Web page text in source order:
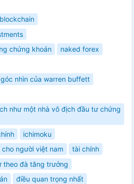
blockchain
chứng khoán
naked forex
nhìn của warren buffett
như một nhà vô địch đầu tư chứng
ichimoku
người việt nam
tài chính
theo đà tăng trưởng
điều quan trọng nhất